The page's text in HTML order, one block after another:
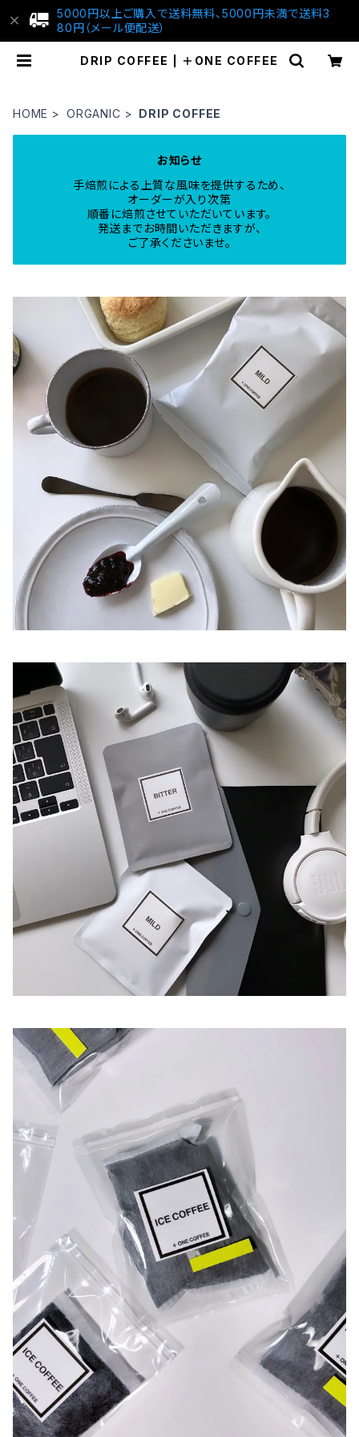
5000円以上ご購入で送料無料、5000円未満で送料3
80円（メール便配送）
DRIP COFFEE | ＋ONE COFFEE
HOME ORGANIC DRIP COFFEE
お知らせ
手焙煎による上質な風味を提供するため、
オーダーが入り次第
順番に焙煎させていただいています。
発送までお時間いただきますが、
ご了承くださいませ。